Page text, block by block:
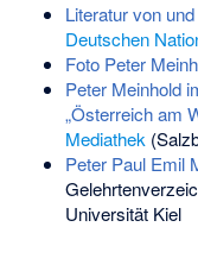
Literatur von
Deutschen
Foto Peter
Peter Meinhold
„Österreich am
Mediathek
Peter Paul Emil
Universität Kiel